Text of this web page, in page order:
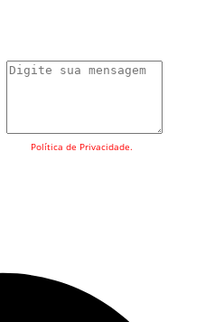
Política de Privacidade.